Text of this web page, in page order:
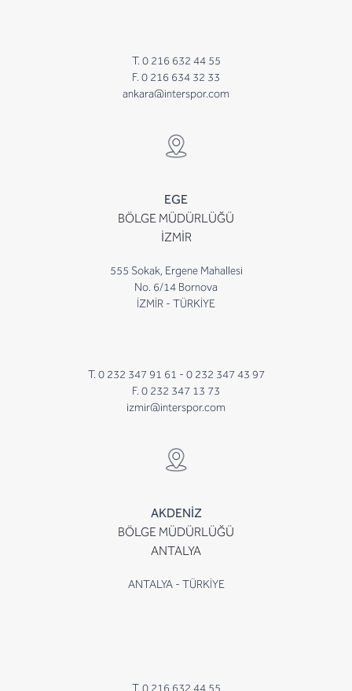
T. 0 216 632 44 55
F. 0 216 634 32 33
ankara@interspor.com
EGE
BÖLGE MÜDÜRLÜĞÜ
İZMİR
555 Sokak, Ergene Mahallesi
No. 6/14 Bornova
İZMİR - TÜRKİYE
T. 0 232 347 91 61 - 0 232 347 43 97
F. 0 232 347 13 73
izmir@interspor.com
AKDENİZ
BÖLGE MÜDÜRLÜĞÜ
ANTALYA
ANTALYA - TÜRKİYE
T. 0 216 632 44 55